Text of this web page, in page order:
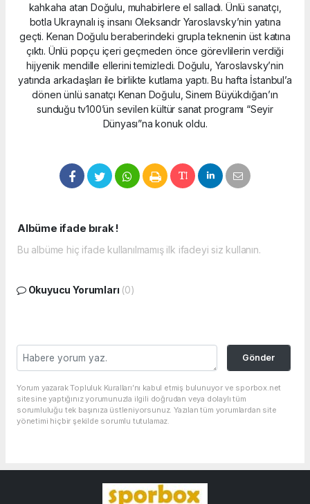
kahkaha atan Doğulu, muhabirlere el salladı. Ünlü sanatçı,
botla Ukraynalı iş insanı Oleksandr Yaroslavsky’nin yatına
geçti. Kenan Doğulu beraberindeki grupla teknenin üst katına
çıktı. Ünlü popçu içeri geçmeden önce görevlilerin verdiği
hijyenik mendille ellerini temizledi. Doğulu, Yaroslavsky’nin
yatında arkadaşları ile birlikte kutlama yaptı. Bu hafta İstanbul’a
dönen ünlü sanatçı Kenan Doğulu, Sinem Büyükdığan’ın
sunduğu tv100’ün sevilen kültür sanat programı “Seyir
Dünyası”na konuk oldu.
Albüme ifade bırak !
Bu albüme hiç ifade kullanılmamış ilk ifadeyi siz kullanın.
Okuyucu Yorumları (0)
Gönder
Yorum yazarak Topluluk Kuralları’nı kabul etmiş bulunuyor ve sporbox.net
sitesine yaptığınız yorumunuzla ilgili doğrudan veya dolaylı tüm
sorumluluğu tek başınıza üstleniyorsunuz. Yazılan tüm yorumlardan site
yönetimi hiçbir şekilde sorumlu tutulamaz.